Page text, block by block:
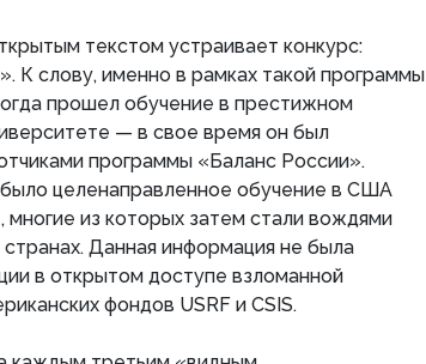
текстом устраивает конкурс:
К слову, именно в рамках такой программы
прошел обучение в престижном
— в свое время он был
программы «Баланс России».
целенаправленное обучение в США
многие из которых затем стали вождями
Данная информация не была
в открытом доступе взломанной
фондов USRF и CSIS.